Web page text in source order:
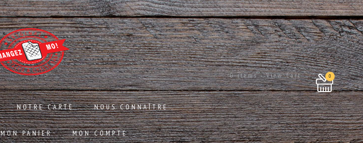
NOTRE CARTE NOUS CONNAÎTRE
MON PANIER MON COMPTE
0
0 items - View Cart